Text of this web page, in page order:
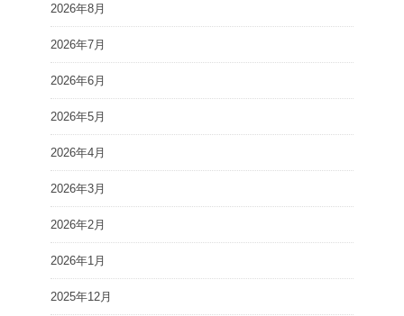
2026年8月
2026年7月
2026年6月
2026年5月
2026年4月
2026年3月
2026年2月
2026年1月
2025年12月